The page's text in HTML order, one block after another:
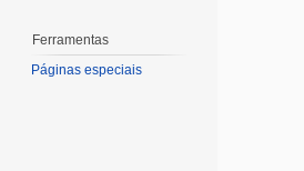
Ferramentas
Páginas especiais